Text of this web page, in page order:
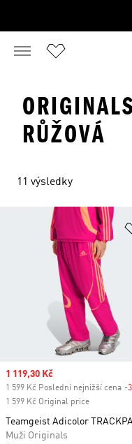
RŮŽOVÁ
11 výsledky
Sale price
1 119,30 Kč
1 599 Kč Poslední nejnižší cena -
1 599 Kč Original price
Teamgeist Adicolor
Muži Originals